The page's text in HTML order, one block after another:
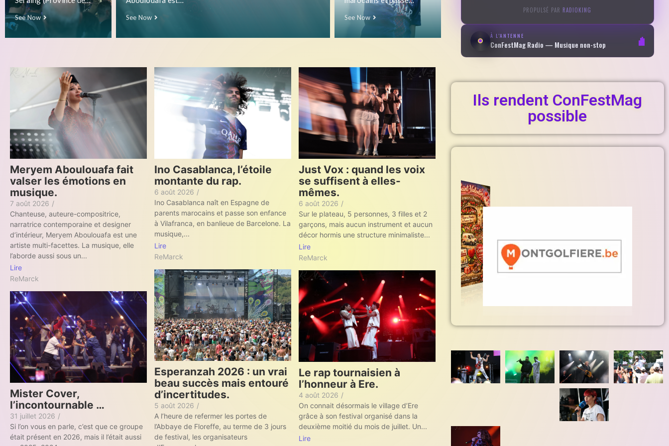
See Now
See Now See Now
garçons,…
See Now
Meryem Aboulouafa fait
valser les émotions en
musique.
7 août 2026 /
Chanteuse, auteure-compositrice,
narratrice contemporaine et designer
d’intérieur, Meryem Aboulouafa est une
artiste multi-facettes. La musique, elle
l’aborde aussi sous un...
Lire
ReMarck
Ino Casablanca, l’étoile
montante du rap.
6 août 2026 /
Ino Casablanca naît en Espagne de
parents marocains et passe son enfance
à Vilafranca, en banlieue de Barcelone. La
musique,...
Lire
ReMarck
Just Vox : quand les voix
se suffisent à elles-
mêmes.
6 août 2026 /
Sur le plateau, 5 personnes, 3 filles et 2
garçons, mais aucun instrument et aucun
décor hormis une structure minimaliste...
Lire
ReMarck
Esperanzah 2026 : un vrai
beau succès mais entouré
d’incertitudes.
5 août 2026 /
A l’heure de refermer les portes de
l’Abbaye de Floreffe, au terme de 3 jours
de festival, les organisateurs
Le rap tournaisien à
l’honneur à Ere.
4 août 2026 /
On connait désormais le village d’Ere
grâce à son festival organisé dans la
deuxième moitié du mois de juillet. Un...
Lire
Mister Cover,
l’incontournable …
31 juillet 2026 /
Si l’on vous en parle, c’est que ce groupe
était présent en 2026, mais il l’était aussi
PROPULSÉ PAR RADIOKING
À L'ANTENNE
ConFestMag Radio — Musique non-stop
Ils rendent ConFestMag
possible